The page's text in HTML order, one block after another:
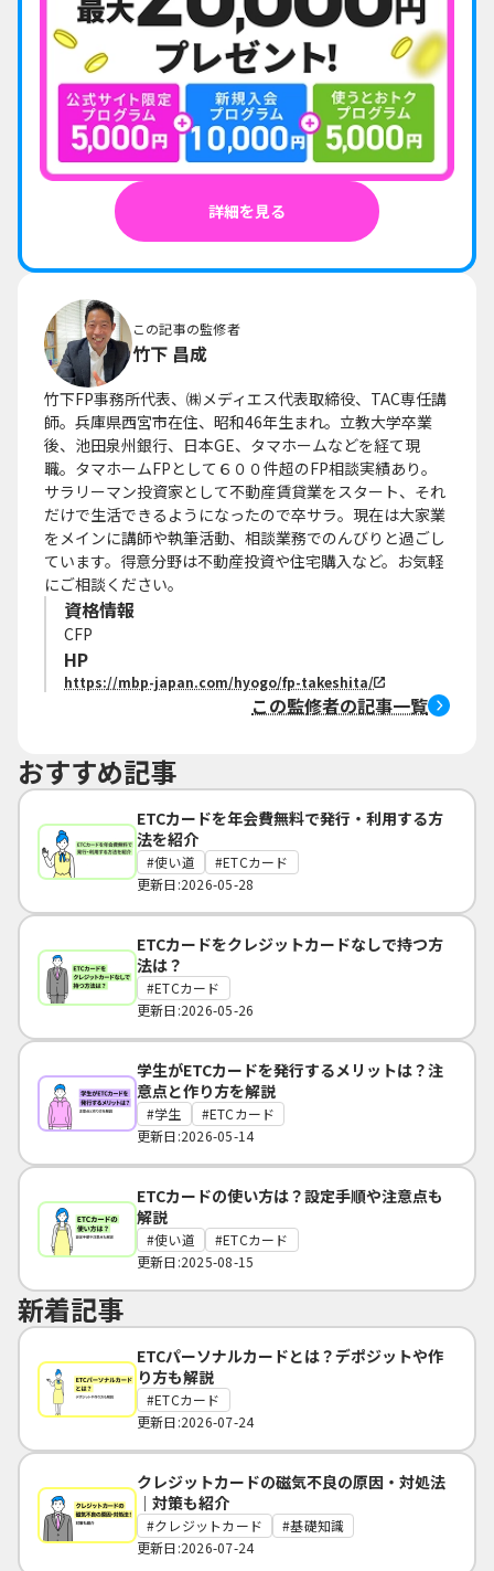
詳細を見る
この記事の監修者
竹下 昌成
竹下FP事務所代表、㈱メディエス代表取締役、TAC専任講
師。兵庫県西宮市在住、昭和46年生まれ。立教大学卒業
後、池田泉州銀行、日本GE、タマホームなどを経て現
職。タマホームFPとして６００件超のFP相談実績あり。
サラリーマン投資家として不動産賃貸業をスタート、それ
だけで生活できるようになったので卒サラ。現在は大家業
をメインに講師や執筆活動、相談業務でのんびりと過ごし
ています。得意分野は不動産投資や住宅購入など。お気軽
にご相談ください。
資格情報
CFP
HP
https://mbp-japan.com/hyogo/fp-takeshita/
この監修者の記事一覧
おすすめ記事
ETCカードを年会費無料で発行・利用する方
法を紹介
使い道
ETCカード
更新日:2026-05-28
ETCカードをクレジットカードなしで持つ方
法は？
ETCカード
更新日:2026-05-26
学生がETCカードを発行するメリットは？注
意点と作り方を解説
学生
ETCカード
更新日:2026-05-14
ETCカードの使い方は？設定手順や注意点も
解説
使い道
ETCカード
更新日:2025-08-15
新着記事
ETCパーソナルカードとは？デポジットや作
り方も解説
ETCカード
更新日:2026-07-24
クレジットカードの磁気不良の原因・対処法
｜対策も紹介
クレジットカード
基礎知識
更新日:2026-07-24